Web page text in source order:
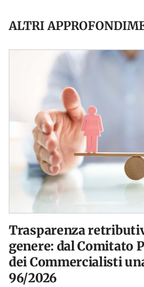
ALTRI
Trasparenza
genere: dal Comitato
dei Commercialisti
96/2026